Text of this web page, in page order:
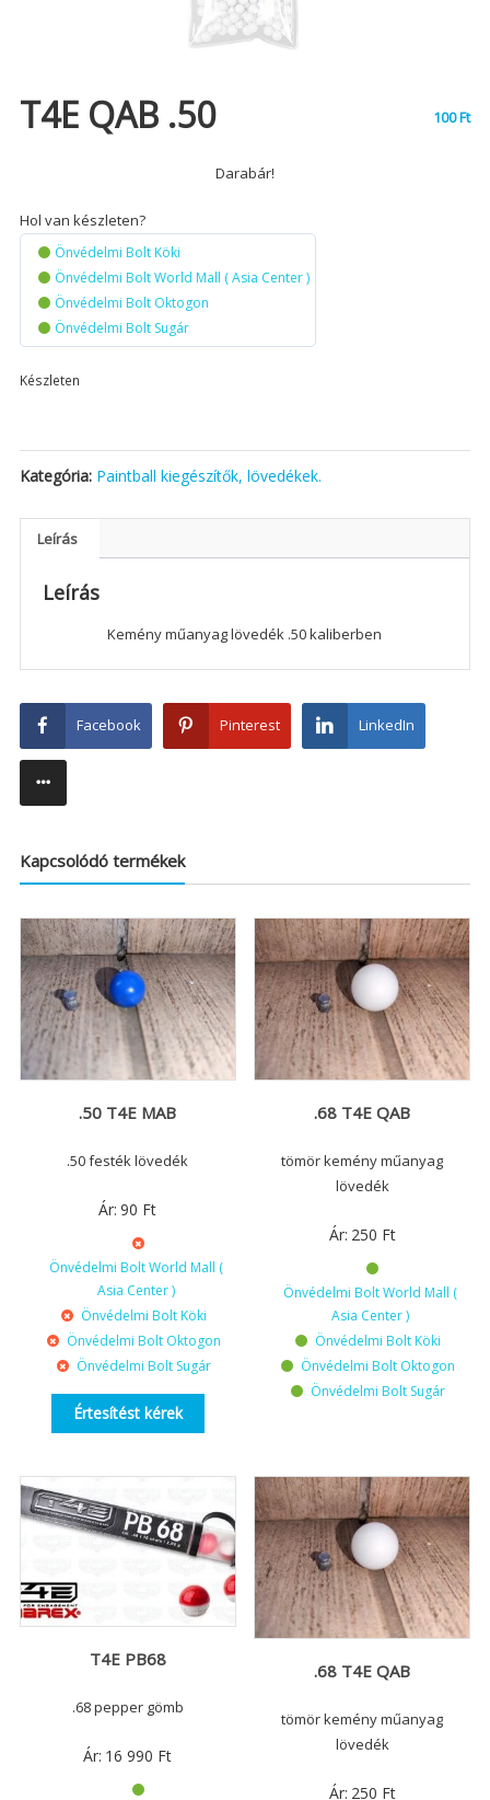
T4E QAB .50 100Ft
Darabár!
Hol van készleten?
Önvédelmi Bolt Köki
Önvédelmi Bolt World Mall ( Asia Center )
Önvédelmi Bolt Oktogon
Önvédelmi Bolt Sugár
Készleten
Kategória: Paintball kiegészítők, lövedékek.
Leírás
Leírás
Kemény műanyag lövedék .50 kaliberben
Facebook Pinterest LinkedIn
Kapcsolódó termékek
.50 T4E MAB
.50 festék lövedék
Ár: 90 Ft
Önvédelmi Bolt World Mall (
Asia Center )
Önvédelmi Bolt Köki
Önvédelmi Bolt Oktogon
Önvédelmi Bolt Sugár
Értesítést kérek
.68 T4E QAB
tömör kemény műanyag
lövedék
Ár: 250 Ft
Önvédelmi Bolt World Mall (
Asia Center )
Önvédelmi Bolt Köki
Önvédelmi Bolt Oktogon
Önvédelmi Bolt Sugár
T4E PB68
.68 pepper gömb
Ár: 16 990 Ft
.68 T4E QAB
tömör kemény műanyag
lövedék
Ár: 250 Ft